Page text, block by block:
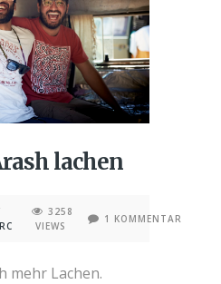
lachen
3258
VIEWS
1 KOMMENTAR
mehr Lachen.